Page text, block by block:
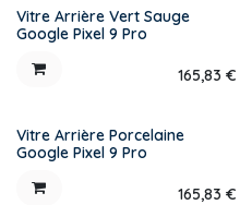
Vitre Arrière Vert Sauge
Google Pixel 9 Pro
165,83 €
Vitre Arrière Porcelaine
Google Pixel 9 Pro
165,83 €